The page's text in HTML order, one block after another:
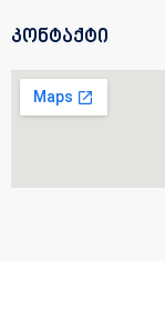
კონტაქტი